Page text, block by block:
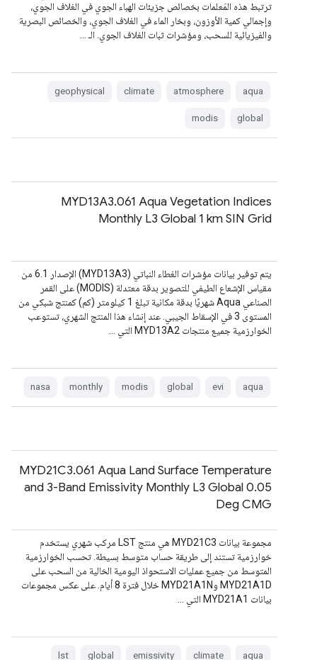
ترتبط هذه المَعلمات بخصائص جزيئات الهباء الجوي في الغلاف الجوي،
وإجمالي كمية الأوزون، وبخار الماء في الغلاف الجوي، والخصائص البصرية
والفيزيائية للسحب، ومؤشرات ثبات الغلاف الجوي. الـ …
aqua
atmosphere
climate
geophysical
global
modis
MYD13A3.061 Aqua Vegetation Indices
Monthly L3 Global 1 km SIN Grid
يتم توفير بيانات مؤشرات الغطاء النباتي (MYD13A3) الإصدار 6.1 من
مقياس الإشعاع الطيفي للتصوير بدقة معتدلة (MODIS) على القمر
الصناعي Aqua شهريًا بدقة مكانية تبلغ 1 كيلومتر (كم) كمنتج شبكي من
المستوى 3 في الإسقاط الجيبي. عند إنشاء هذا المنتج الشهري، تستوعب
الخوارزمية جميع منتجات MYD13A2 التي …
aqua
evi
global
modis
monthly
nasa
MYD21C3.061 Aqua Land Surface Temperature
and 3-Band Emissivity Monthly L3 Global 0.05
Deg CMG
مجموعة بيانات MYD21C3 هي منتج LST مركب شهري يستخدم
خوارزمية تستند إلى طريقة حساب متوسط بسيطة. تحسب الخوارزمية
المتوسط من جميع عمليات الاستحواذ اليومية الخالية من السحب على
MYD21A1D وMYD21A1N خلال فترة 8 أيام. على عكس مجموعات
بيانات MYD21A1 التي …
aqua
climate
emissivity
global
lst